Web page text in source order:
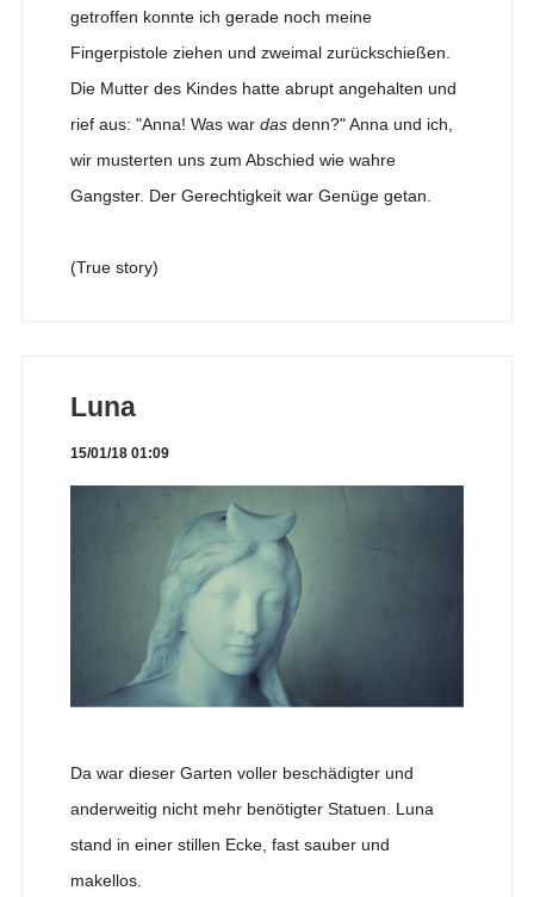
getroffen konnte ich gerade noch meine
Fingerpistole ziehen und zweimal zurückschießen.
Die Mutter des Kindes hatte abrupt angehalten und
rief aus: "Anna! Was war dasdenn?" Anna und ich,
wir musterten uns zum Abschied wie wahre
Gangster. Der Gerechtigkeit war Genüge getan.
(True story)
Luna
15/01/18 01:09
Da war dieser Garten voller beschädigter und
anderweitig nicht mehr benötigter Statuen. Luna
stand in einer stillen Ecke, fast sauber und
makellos.